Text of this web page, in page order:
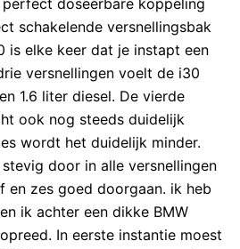
doseerbare koppeling
schakelende versnellingsbak
is elke keer dat je instapt een
versnellingen voelt de i30
1.6 liter diesel. De vierde
ook nog steeds duidelijk
wordt het duidelijk minder.
door in alle versnellingen
zes goed doorgaan. ik heb
ik achter een dikke BMW
In eerste instantie moest